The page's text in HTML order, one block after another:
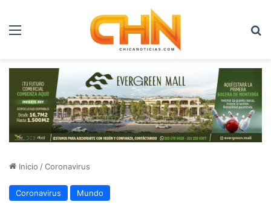
Menú
Inicio /Coronavirus
Coronavirus Mundo